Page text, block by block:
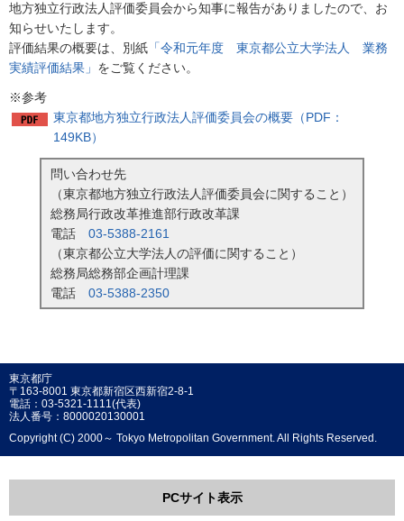
地方独立行政法人評価委員会から知事に報告がありましたので、お
知らせいたします。
評価結果の概要は、別紙 「令和元年度 東京都公立大学法人 業務
実績評価結果」 をご覧ください。
※参考
東京都地方独立行政法人評価委員会の概要（PDF：
149KB）
問い合わせ先
（東京都地方独立行政法人評価委員会に関すること）
総務局行政改革推進部行政改革課
電話 03-5388-2161
（東京都公立大学法人の評価に関すること）
総務局総務部企画計理課
電話 03-5388-2350
東京都庁
〒163-8001 東京都新宿区西新宿2-8-1
電話：03-5321-1111(代表)
法人番号：8000020130001
Copyright (C) 2000～ Tokyo Metropolitan Government. All Rights Reserved.
PCサイト表示